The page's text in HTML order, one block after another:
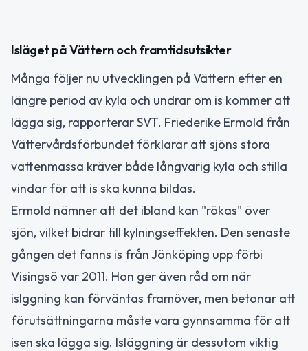
Isläget på Vättern och framtidsutsikter
Många följer nu utvecklingen på Vättern efter en
längre period av kyla och undrar om is kommer att
lägga sig, rapporterar SVT. Friederike Ermold från
Vättervårdsförbundet förklarar att sjöns stora
vattenmassa kräver både långvarig kyla och stilla
vindar för att is ska kunna bildas.
Ermold nämner att det ibland kan "rökas" över
sjön, vilket bidrar till kylningseffekten. Den senaste
gången det fanns is från Jönköping upp förbi
Visingsö var 2011. Hon ger även råd om när
islggning kan förväntas framöver, men betonar att
förutsättningarna måste vara gynnsamma för att
isen ska lägga sig. Isläggning är dessutom viktig